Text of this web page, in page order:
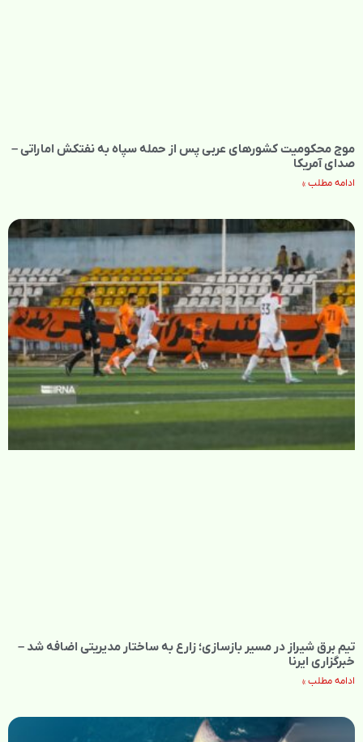
موج محکومیت کشورهای عربی پس از حمله سپاه به نفتکش اماراتی –
صدای آمریکا
ادامه مطلب »
تیم برق شیراز در مسیر بازسازی؛ زارع به ساختار مدیریتی اضافه شد –
خبرگزاری ایرنا
ادامه مطلب »